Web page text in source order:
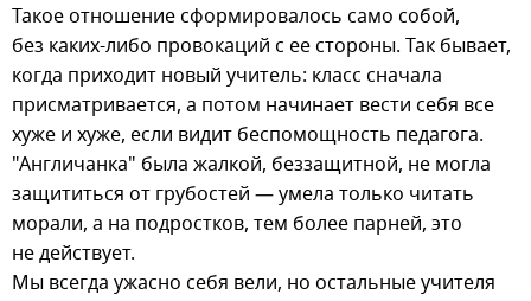
Такое отношение сформировалось само собой,
без каких-либо провокаций с ее стороны. Так бывает,
когда приходит новый учитель: класс сначала
присматривается, а потом начинает вести себя все
хуже и хуже, если видит беспомощность педагога.
"Англичанка" была жалкой, беззащитной, не могла
защититься от грубостей — умела только читать
морали, а на подростков, тем более парней, это
не действует.
Мы всегда ужасно себя вели, но остальные учителя